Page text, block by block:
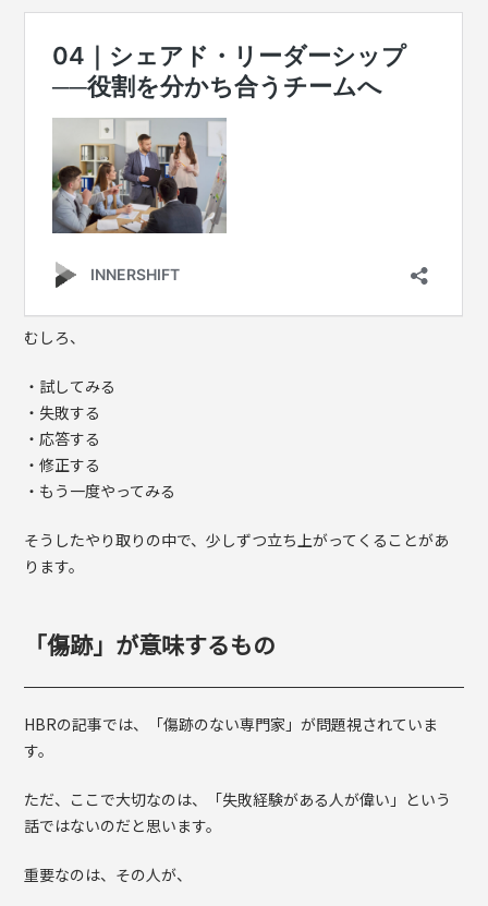
むしろ、
・試してみる
・失敗する
・応答する
・修正する
・もう一度やってみる
そうしたやり取りの中で、少しずつ立ち上がってくることがあ
ります。
「傷跡」が意味するもの
HBRの記事では、「傷跡のない専門家」が問題視されていま
す。
ただ、ここで大切なのは、「失敗経験がある人が偉い」という
話ではないのだと思います。
重要なのは、その人が、